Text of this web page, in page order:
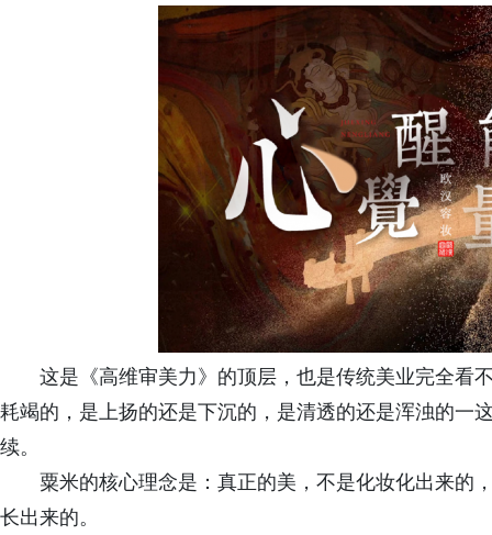
这是《高维审美力》的顶层，也是传统美业完全看
耗竭的，是上扬的还是下沉的，是清透的还是浑浊的一
续。
粟米的核心理念是：真正的美，不是化妆化出来的
长出来的。